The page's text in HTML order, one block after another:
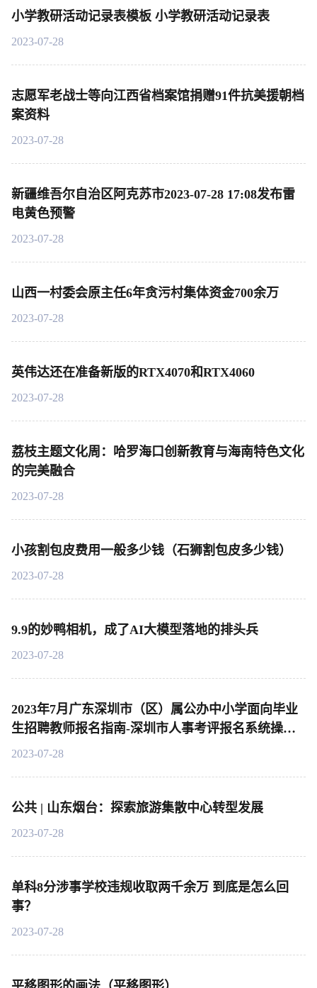
小学教研活动记录表模板 小学教研活动记录表
2023-07-28
志愿军老战士等向江西省档案馆捐赠91件抗美援朝档
案资料
2023-07-28
新疆维吾尔自治区阿克苏市2023-07-28 17:08发布雷
电黄色预警
2023-07-28
山西一村委会原主任6年贪污村集体资金700余万
2023-07-28
英伟达还在准备新版的RTX4070和RTX4060
2023-07-28
荔枝主题文化周：哈罗海口创新教育与海南特色文化
的完美融合
2023-07-28
小孩割包皮费用一般多少钱（石狮割包皮多少钱）
2023-07-28
9.9的妙鸭相机，成了AI大模型落地的排头兵
2023-07-28
2023年7月广东深圳市（区）属公办中小学面向毕业
生招聘教师报名指南-深圳市人事考评报名系统操作
说明
2023-07-28
公共 | 山东烟台：探索旅游集散中心转型发展
2023-07-28
单科8分涉事学校违规收取两千余万 到底是怎么回
事？
2023-07-28